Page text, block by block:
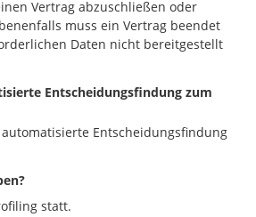
Vertrag abzuschließen oder
muss ein Vertrag beendet
Daten nicht bereitgestellt
Entscheidungsfindung zum
Entscheidungsfindung
statt.